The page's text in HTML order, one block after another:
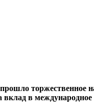
торжественное
в